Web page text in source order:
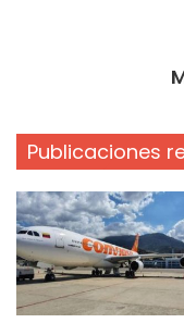
Publicaciones